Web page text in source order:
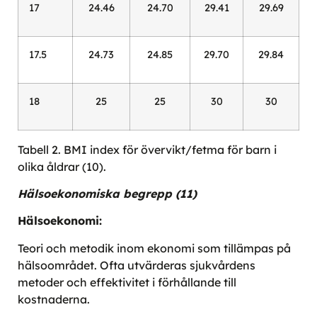
17 24.46 24.70 29.41 29.69
17.5 24.73 24.85 29.70 29.84
18 25 25 30 30
Tabell 2. BMI index för övervikt/fetma för barn i
olika åldrar (10).
Hälsoekonomiska begrepp (11)
Hälsoekonomi:
Teori och metodik inom ekonomi som tillämpas på
hälsoområdet. Ofta utvärderas sjukvårdens
metoder och effektivitet i förhållande till
kostnaderna.